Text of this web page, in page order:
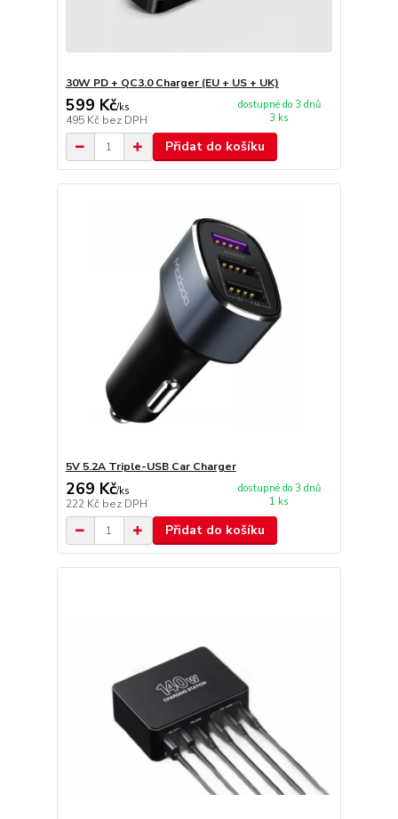
30W PD + QC3.0 Charger (EU + US + UK)
599 Kč/ks
495 Kč bez DPH
dostupné do 3 dnů
3 ks
Přidat do košíku
5V 5.2A Triple-USB Car Charger
269 Kč/ks
222 Kč bez DPH
dostupné do 3 dnů
1 ks
Přidat do košíku